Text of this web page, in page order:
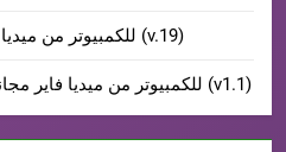
تحميل لعبة Downhill للكمبيوتر من ميديا فاير (v.19)
تحميل لعبة Ghost Rider للكمبيوتر من ميديا فاير مجاناً (v1.1)